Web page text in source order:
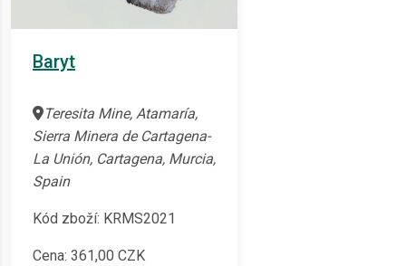
Baryt
Teresita Mine, Atamaría,
Sierra Minera de Cartagena-
La Unión, Cartagena, Murcia,
Spain
Kód zboží: KRMS2021
Cena: 361,00 CZK